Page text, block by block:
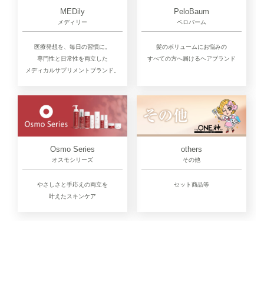
MEDily
メディリー
医療発想を、毎日の習慣に。
専門性と日常性を両立した
メディカルサプリメントブランド。
PeloBaum
ペロバーム
髪のボリュームにお悩みの
すべての方へ届けるヘアブランド
Osmo Series
オスモシリーズ
やさしさと手応えの両立を
叶えたスキンケア
others
その他
セット商品等